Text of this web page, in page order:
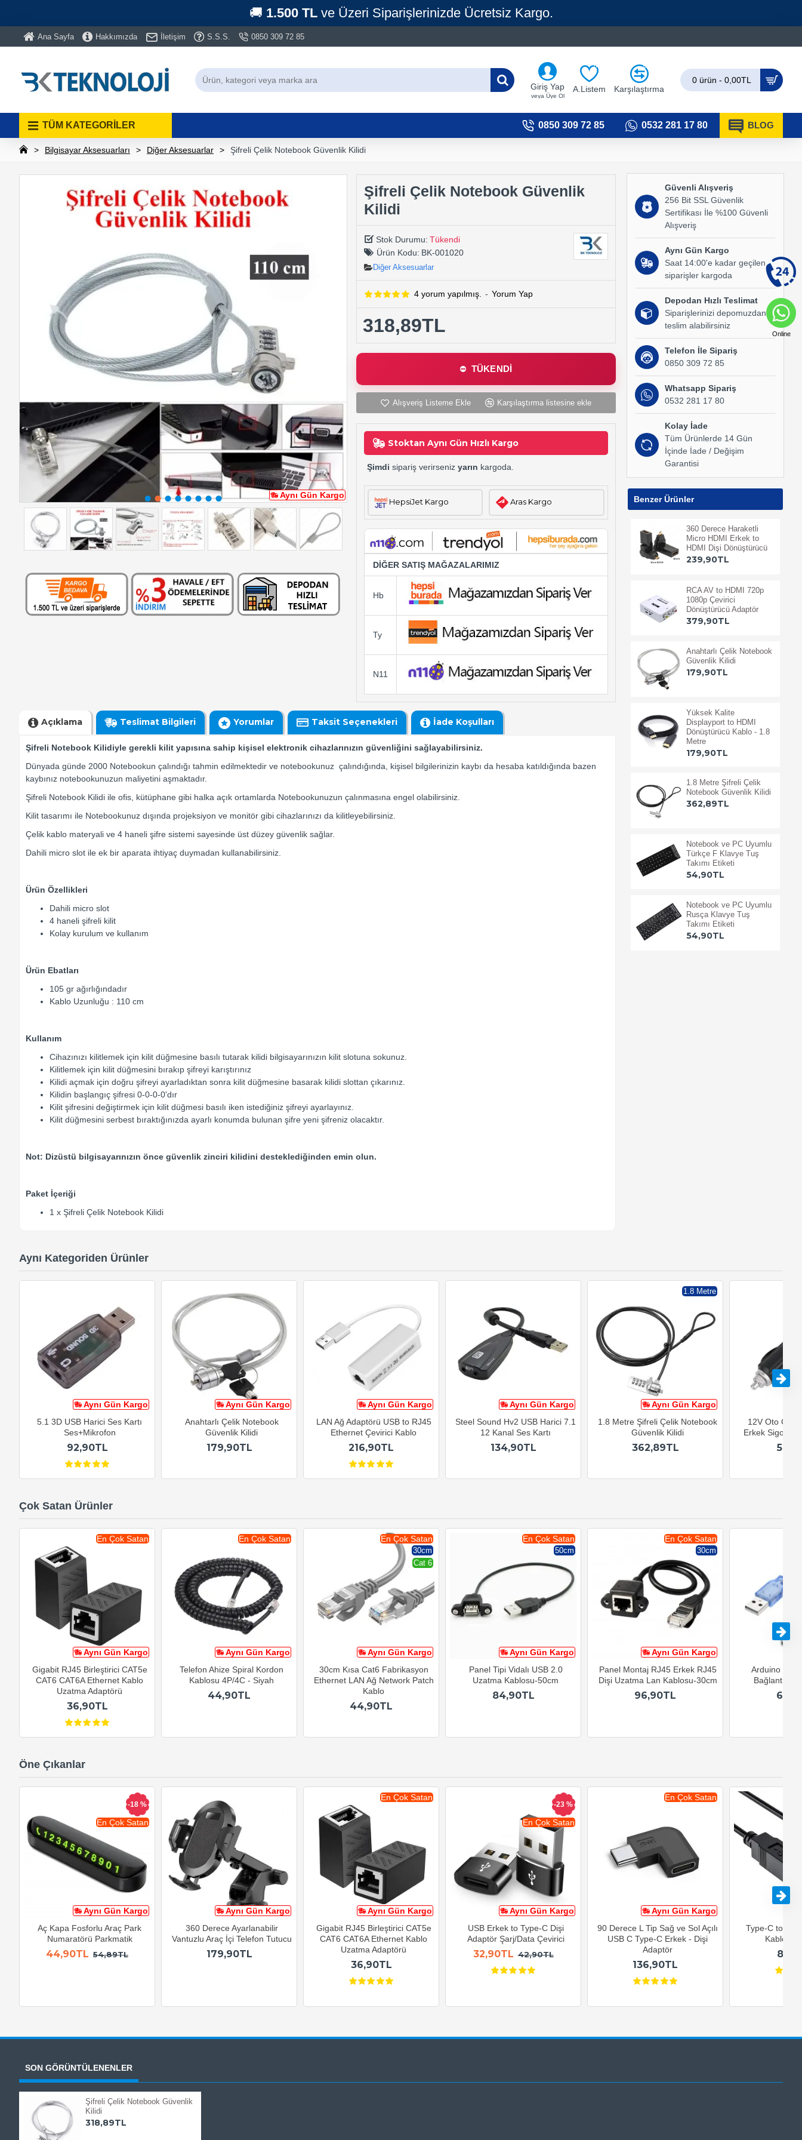
🚚 1.500 TLve Üzeri Siparişlerinizde Ücretsiz Kargo.
Ana Sayfa Hakkımızda İletişim S.S.S. 0850 309 72 85
Giriş Yap
veya Üye Ol
A.Listem
0
Karşılaştırma
0
0 ürün - 0,00TL
TÜM KATEGORİLER 0850 309 72 85 0532 281 17 80 BLOG
Bilgisayar Aksesuarları Diğer Aksesuarlar Şifreli Çelik Notebook Güvenlik Kilidi
Aynı Gün Kargo
Şifreli Çelik Notebook Güvenlik
Kilidi
Stok Durumu: Tükendi
Ürün Kodu: BK-001020
Diğer Aksesuarlar
4 yorum yapılmış. - Yorum Yap
318,89TL
TÜKENDİ
Alışveriş Listeme Ekle Karşılaştırma listesine ekle
Stoktan Aynı Gün Hızlı Kargo
Şimdi sipariş verirseniz yarın kargoda.
HepsiJet Kargo Aras Kargo
DİĞER SATIŞ MAĞAZALARIMIZ
Hb
Ty
N11
Açıklama Teslimat Bilgileri Yorumlar Taksit Seçenekleri İade Koşulları
Şifreli Notebook Kilidiyle gerekli kilit yapısına sahip kişisel elektronik cihazlarınızın güvenliğini sağlayabilirsiniz.
Dünyada günde 2000 Notebookun çalındığı tahmin edilmektedir ve notebookunuz çalındığında, kişisel bilgilerinizin kaybı da hesaba katıldığında bazen
kaybınız notebookunuzun maliyetini aşmaktadır.
Şifreli Notebook Kilidi ile ofis, kütüphane gibi halka açık ortamlarda Notebookunuzun çalınmasına engel olabilirsiniz.
Kilit tasarımı ile Notebookunuz dışında projeksiyon ve monitör gibi cihazlarınızı da kilitleyebilirsiniz.
Çelik kablo materyali ve 4 haneli şifre sistemi sayesinde üst düzey güvenlik sağlar.
Dahili micro slot ile ek bir aparata ihtiyaç duymadan kullanabilirsiniz.
Ürün Özellikleri
Dahili micro slot
4 haneli şifreli kilit
Kolay kurulum ve kullanım
Ürün Ebatları
105 gr ağırlığındadır
Kablo Uzunluğu : 110 cm
Kullanım
Cihazınızı kilitlemek için kilit düğmesine basılı tutarak kilidi bilgisayarınızın kilit slotuna sokunuz.
Kilitlemek için kilit düğmesini bırakıp şifreyi karıştırınız
Kilidi açmak için doğru şifreyi ayarladıktan sonra kilit düğmesine basarak kilidi slottan çıkarınız.
Kilidin başlangıç şifresi 0-0-0-0'dır
Kilit şifresini değiştirmek için kilit düğmesi basılı iken istediğiniz şifreyi ayarlayınız.
Kilit düğmesini serbest bıraktığınızda ayarlı konumda bulunan şifre yeni şifreniz olacaktır.
Not: Dizüstü bilgisayarınızın önce güvenlik zinciri kilidini desteklediğinden emin olun.
Paket İçeriği
1 x Şifreli Çelik Notebook Kilidi
Güvenli Alışveriş
256 Bit SSL Güvenlik
Sertifikası İle %100 Güvenli
Alışveriş
Aynı Gün Kargo
Saat 14:00'e kadar geçilen
siparişler kargoda
Depodan Hızlı Teslimat
Siparişlerinizi depomuzdan
teslim alabilirsiniz
Telefon İle Sipariş
0850 309 72 85
Whatsapp Sipariş
0532 281 17 80
Kolay İade
Tüm Ürünlerde 14 Gün
İçinde İade / Değişim
Garantisi
Benzer Ürünler
360 Derece Haraketli
Micro HDMI Erkek to
HDMI Dişi Dönüştürücü
239,90TL
RCA AV to HDMI 720p
1080p Çevirici
Dönüştürücü Adaptör
379,90TL
Anahtarlı Çelik Notebook
Güvenlik Kilidi
179,90TL
Yüksek Kalite
Displayport to HDMI
Dönüştürücü Kablo - 1.8
Metre
179,90TL
1.8 Metre Şifreli Çelik
Notebook Güvenlik Kilidi
362,89TL
Notebook ve PC Uyumlu
Türkçe F Klavye Tuş
Takımı Etiketi
54,90TL
Notebook ve PC Uyumlu
Rusça Klavye Tuş
Takımı Etiketi
54,90TL
Aynı Kategoriden Ürünler
Aynı Gün Kargo
5.1 3D USB Harici Ses Kartı
Ses+Mikrofon
92,90TL
Aynı Gün Kargo
Anahtarlı Çelik Notebook
Güvenlik Kilidi
179,90TL
Aynı Gün Kargo
LAN Ağ Adaptörü USB to RJ45
Ethernet Çevirici Kablo
216,90TL
Aynı Gün Kargo
Steel Sound Hv2 USB Harici 7.1
12 Kanal Ses Kartı
134,90TL
Aynı Gün Kargo
1.8 Metre
1.8 Metre Şifreli Çelik Notebook
Güvenlik Kilidi
362,89TL
12V Oto
Erkek
Çok Satan Ürünler
Aynı Gün Kargo
En Çok Satan
Gigabit RJ45 Birleştirici CAT5e
CAT6 CAT6A Ethernet Kablo
Uzatma Adaptörü
36,90TL
Aynı Gün Kargo
En Çok Satan
Telefon Ahize Spiral Kordon
Kablosu 4P/4C - Siyah
44,90TL
Aynı Gün Kargo
En Çok Satan
30cm
Cat 6
30cm Kısa Cat6 Fabrikasyon
Ethernet LAN Ağ Network Patch
Kablo
44,90TL
Aynı Gün Kargo
En Çok Satan
50cm
Panel Tipi Vidalı USB 2.0
Uzatma Kablosu-50cm
84,90TL
Aynı Gün Kargo
En Çok Satan
30cm
Panel Montaj RJ45 Erkek RJ45
Dişi Uzatma Lan Kablosu-30cm
96,90TL
Arduino
Bağlantı
Öne Çıkanlar
Aynı Gün Kargo
En Çok Satan
-18 %
Aç Kapa Fosforlu Araç Park
Numaratörü Parkmatik
44,90TL 54,89TL
Aynı Gün Kargo
360 Derece Ayarlanabilir
Vantuzlu Araç İçi Telefon Tutucu
179,90TL
Aynı Gün Kargo
En Çok Satan
Gigabit RJ45 Birleştirici CAT5e
CAT6 CAT6A Ethernet Kablo
Uzatma Adaptörü
36,90TL
Aynı Gün Kargo
En Çok Satan
-23 %
USB Erkek to Type-C Dişi
Adaptör Şarj/Data Çevirici
32,90TL 42,90TL
Aynı Gün Kargo
En Çok Satan
90 Derece L Tip Sağ ve Sol Açılı
USB C Type-C Erkek - Dişi
Adaptör
136,90TL
Type-C to
Kablosu
SON GÖRÜNTÜLENENLER
Şifreli Çelik Notebook Güvenlik
Kilidi
318,89TL
Online